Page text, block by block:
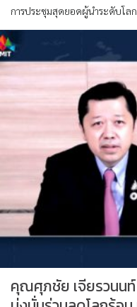
การประชุมสุดยอดผู้นำระดับโล
คุณศุภชัย เจียรวนนท์